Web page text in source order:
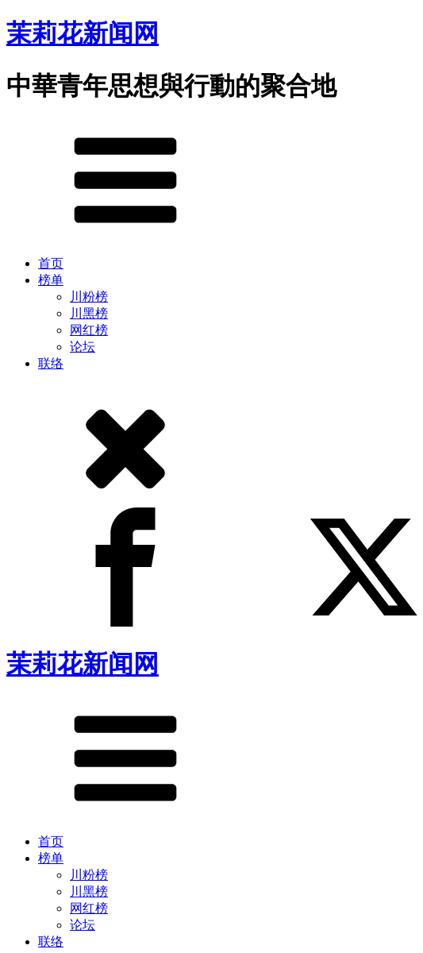
茉莉花新闻网
中華青年思想與行動的聚合地
首页
榜单
川粉榜
川黑榜
网红榜
论坛
联络
茉莉花新闻网
首页
榜单
川粉榜
川黑榜
网红榜
论坛
联络